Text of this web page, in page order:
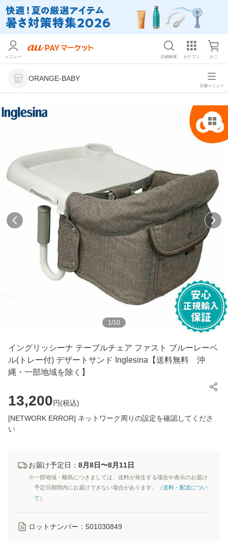
メニュー 詳細検索 カテゴリ かご
ORANGE-BABY
店舗メニュー
1/10
イングリッシーナ テーブルチェア ファスト ブルーレーベ
ル(トレー付) デザートサンド Inglesina【送料無料 沖
縄・一部地域を除く】
13,200円(税込)
[NETWORK ERROR] ネットワーク周りの設定を確認してくださ
い
お届け予定日： 8月8日〜8月11日
※一部地域・離島につきましては、送料が発生する場合や表示のお届け
予定日期間内にお届けできない場合があります。（送料・配送につい
て ）
ロットナンバー： 501030849